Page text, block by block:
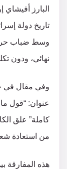
البارز
تاريخ دولة
وسط ضباب
نهائي، ودون
وفي مقال في
عنوان: “قول
كاملة” علق
من استعادة
هذه المفارقة